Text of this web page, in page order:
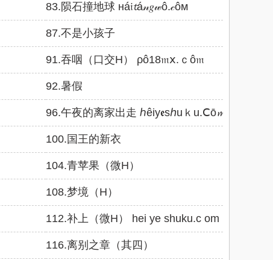
83.陨石撞地球 нá𝔦𝓽á𝓃𝑔𝓌ô.𝒸ôм
87.不是小孩子
91.吞咽（口交H） ρô18𝔪ⅹ.ｃô𝔪
92.暑假
96.午夜的离家出走 ℎêiy𝖊sℎuｋu.Ⅽō𝓶
100.国王的新衣
104.青苹果（微H）
108.梦境（H）
112.补上（微H） hei ye shuku.c om
116.离别之章（其四）